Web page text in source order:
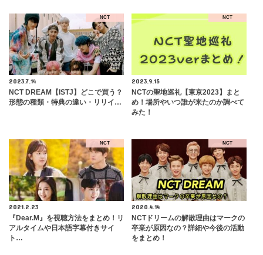
NCT
2023.7.14
NCT DREAM【ISTJ】どこで買う？
形態の種類・特典の違い・リリイ…
NCT
2023.9.15
NCTの聖地巡礼【東京2023】まと
め！場所やいつ誰が来たのか調べて
みた！
NCT
2021.2.23
​『Dear.M』を視聴方法をまとめ！リ
アルタイムや日本語字幕付きサイ
ト…
NCT
2020.4.14
NCTドリームの解散理由はマークの
卒業が原因なの？詳細や今後の活動
をまとめ！